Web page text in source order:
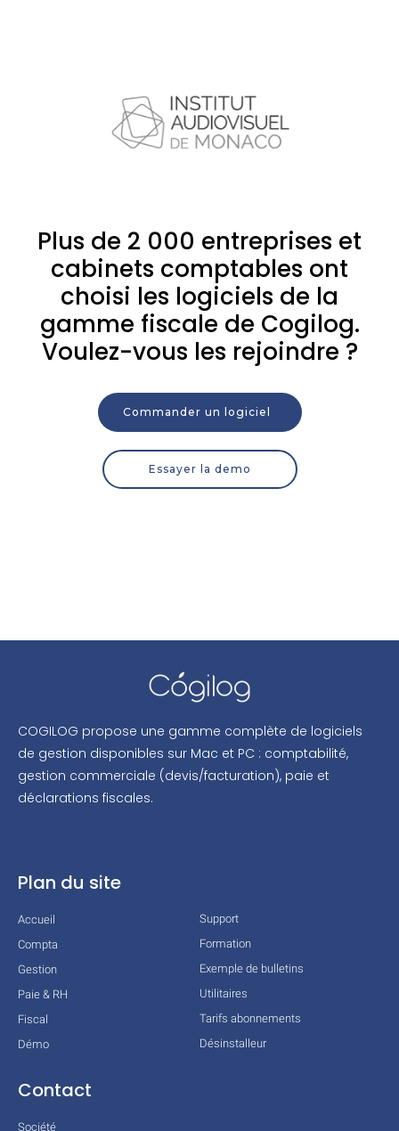
Plus de 2 000 entreprises et
cabinets comptables ont
choisi les logiciels de la
gamme fiscale de Cogilog.
Voulez-vous les rejoindre ?
Commander un logiciel
Essayer la demo
COGILOG propose une gamme complète de logiciels
de gestion disponibles sur Mac et PC : comptabilité,
gestion commerciale (devis/facturation), paie et
déclarations fiscales.
Plan du site
Accueil
Compta
Gestion
Paie & RH
Fiscal
Démo
Support
Formation
Exemple de bulletins
Utilitaires
Tarifs abonnements
Désinstalleur
Contact
Société